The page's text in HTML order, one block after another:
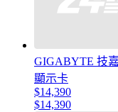
GIGABYTE 技
顯示卡
$14,390
$14,390